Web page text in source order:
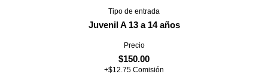
Tipo de entrada
Juvenil A 13 a 14 años
Precio
$150.00
+$12.75 Comisión